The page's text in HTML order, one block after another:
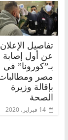
تفاصيل الإعلان
عن أول إصابة
بـ”كورونا” في
مصر
بإقالة وزيرة
الصحة
14 فبراير، 2020